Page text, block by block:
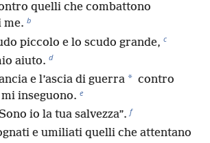
quelli che combattono
me. b
piccolo e lo scudo grande, c
aiuto. d
e l’ascia di guerra * contro
inseguono. e
io la tua salvezza”. f
e umiliati quelli che attentano